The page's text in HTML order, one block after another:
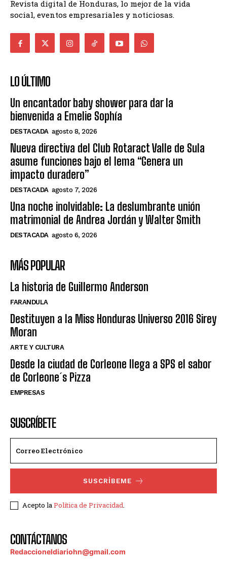
Revista digital de Honduras, lo mejor de la vida
social, eventos empresariales y noticiosas.
LO ÚLTIMO
Un encantador baby shower para dar la
bienvenida a Emelie Sophía
DESTACADA agosto 8, 2026
Nueva directiva del Club Rotaract Valle de Sula
asume funciones bajo el lema “Genera un
impacto duradero”
DESTACADA agosto 7, 2026
Una noche inolvidable: La deslumbrante unión
matrimonial de Andrea Jordán y Walter Smith
DESTACADA agosto 6, 2026
MÁS POPULAR
La historia de Guillermo Anderson
FARANDULA
Destituyen a la Miss Honduras Universo 2016 Sirey
Moran
ARTE Y CULTURA
Desde la ciudad de Corleone llega a SPS el sabor
de Corleone´s Pizza
EMPRESAS
SUSCRÍBETE
SUSCRÍBEME
Acepto laPolítica de Privacidad.
CONTÁCTANOS
Redaccioneldiariohn@gmail.com